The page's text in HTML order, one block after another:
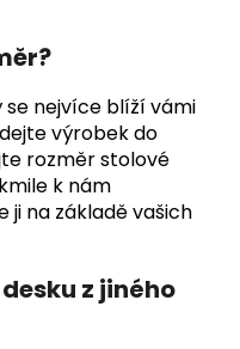
nejvíce blíží vámi
výrobek do
rozměr stolové
k nám
ji na základě vašich
z jiného